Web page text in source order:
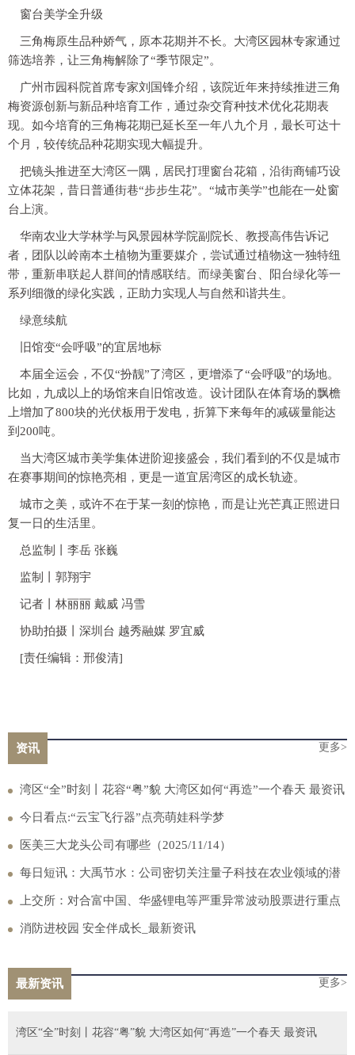
窗台美学全升级
三角梅原生品种娇气，原本花期并不长。大湾区园林专家通过
筛选培养，让三角梅解除了“季节限定”。
广州市园科院首席专家刘国锋介绍，该院近年来持续推进三角
梅资源创新与新品种培育工作，通过杂交育种技术优化花期表
现。如今培育的三角梅花期已延长至一年八九个月，最长可达十
个月，较传统品种花期实现大幅提升。
把镜头推进至大湾区一隅，居民打理窗台花箱，沿街商铺巧设
立体花架，昔日普通街巷“步步生花”。“城市美学”也能在一处窗
台上演。
华南农业大学林学与风景园林学院副院长、教授高伟告诉记
者，团队以岭南本土植物为重要媒介，尝试通过植物这一独特纽
带，重新串联起人群间的情感联结。而绿美窗台、阳台绿化等一
系列细微的绿化实践，正助力实现人与自然和谐共生。
绿意续航
旧馆变“会呼吸”的宜居地标
本届全运会，不仅“扮靓”了湾区，更增添了“会呼吸”的场地。
比如，九成以上的场馆来自旧馆改造。设计团队在体育场的飘檐
上增加了800块的光伏板用于发电，折算下来每年的减碳量能达
到200吨。
当大湾区城市美学集体进阶迎接盛会，我们看到的不仅是城市
在赛事期间的惊艳亮相，更是一道宜居湾区的成长轨迹。
城市之美，或许不在于某一刻的惊艳，而是让光芒真正照进日
复一日的生活里。
总监制丨李岳 张巍
监制丨郭翔宇
记者丨林丽丽 戴威 冯雪
协助拍摄丨深圳台 越秀融媒 罗宜威
[责任编辑：邢俊清]
资讯 更多>
湾区“全”时刻丨花容“粤”貌 大湾区如何“再造”一个春天 最资讯
今日看点:“云宝飞行器”点亮萌娃科学梦
医美三大龙头公司有哪些（2025/11/14）
每日短讯：大禹节水：公司密切关注量子科技在农业领域的潜
在应用
上交所：对合富中国、华盛锂电等严重异常波动股票进行重点
监控_焦点讯息
消防进校园 安全伴成长_最新资讯
最新资讯 更多>
湾区“全”时刻丨花容“粤”貌 大湾区如何“再造”一个春天 最资讯